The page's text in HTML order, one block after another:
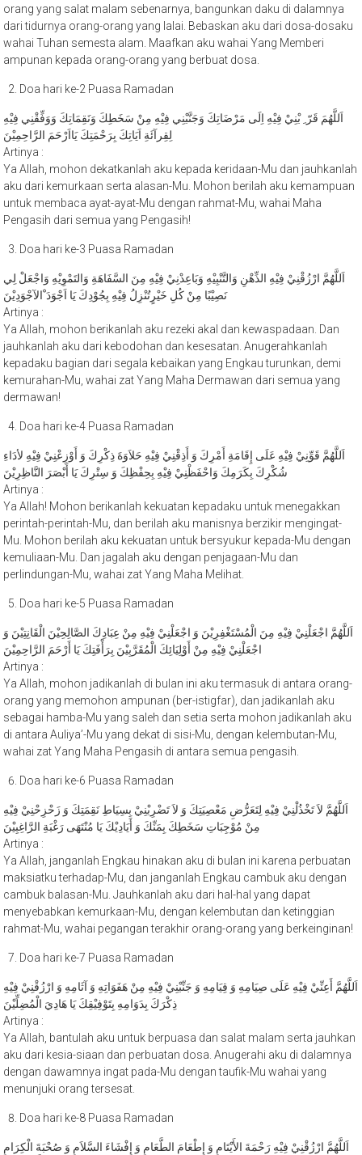
dari tidurnya orang-orang yang lalai. Bebaskan aku dari dosa-dosaku
wahai Tuhan semesta alam. Maafkan aku wahai Yang Memberi
ampunan kepada orang-orang yang berbuat dosa.
لِقِرآئَةِ اَيَاتِكَ بِرَحْمَتِكَ يَااَرْحَمَ الرَّاحِمِيْنَ
Artinya :
Ya Allah, mohon dekatkanlah aku kepada keridaan-Mu dan jauhkanlah
aku dari kemurkaan serta alasan-Mu. Mohon berilah aku kemampuan
untuk membaca ayat-ayat-Mu dengan rahmat-Mu, wahai Maha
Pengasih dari semua yang Pengasih!
نَصِيْبًا مِنْ كُلِ خَيْرٍتُنْزِلُ فِيْهِ بِجُوْدِكَ يَا اَجْوَدَ ْالآجْوَدِيْنَ
Artinya :
Ya Allah, mohon berikanlah aku rezeki akal dan kewaspadaan. Dan
jauhkanlah aku dari kebodohan dan kesesatan. Anugerahkanlah
kepadaku bagian dari segala kebaikan yang Engkau turunkan, demi
kemurahan-Mu, wahai zat Yang Maha Dermawan dari semua yang
dermawan!
شُكْرِكَ بِكَرَمِكَ وَاحْفَظْنِيْ فِيْهِ بِحِفْظِكَ وَ سِتْرِكَ يَا أَبْصَرَ النَّاظِرِيْنَ
Artinya :
Ya Allah! Mohon berikanlah kekuatan kepadaku untuk menegakkan
perintah-perintah-Mu, dan berilah aku manisnya berzikir mengingat-
Mu. Mohon berilah aku kekuatan untuk bersyukur kepada-Mu dengan
kemuliaan-Mu. Dan jagalah aku dengan penjagaan-Mu dan
perlindungan-Mu, wahai zat Yang Maha Melihat.
اجْعَلْنِيْ فِيْهِ مِنْ أَوْلِيَائِكَ الْمُقَرَّبِيْنَ بِرَأْفَتِكَ يَا أَرْحَمَ الرَّاحِمِيْنَ
Artinya :
Ya Allah, mohon jadikanlah di bulan ini aku termasuk di antara orang-
orang yang memohon ampunan (ber-istigfar), dan jadikanlah aku
sebagai hamba-Mu yang saleh dan setia serta mohon jadikanlah aku
di antara Auliya’-Mu yang dekat di sisi-Mu, dengan kelembutan-Mu,
wahai zat Yang Maha Pengasih di antara semua pengasih.
مِنْ مُوْجِبَاتِ سَخَطِكَ بِمَنِّكَ وَ أَيَادِيْكَ يَا مُنْتَهَى رَغْبَةِ الرَّاغِبِيْنَ
Artinya :
Ya Allah, janganlah Engkau hinakan aku di bulan ini karena perbuatan
maksiatku terhadap-Mu, dan janganlah Engkau cambuk aku dengan
cambuk balasan-Mu. Jauhkanlah aku dari hal-hal yang dapat
menyebabkan kemurkaan-Mu, dengan kelembutan dan ketinggian
rahmat-Mu, wahai pegangan terakhir orang-orang yang berkeinginan!
ذِكْرَكَ بِدَوَامِهِ بِتَوْفِيْقِكَ يَا هَادِيَ الْمُضِلِّيْنَ
Artinya :
Ya Allah, bantulah aku untuk berpuasa dan salat malam serta jauhkan
aku dari kesia-siaan dan perbuatan dosa. Anugerahi aku di dalamnya
dengan dawamnya ingat pada-Mu dengan taufik-Mu wahai yang
menunjuki orang tersesat.
بِطَوْلِكَ يَا مَلْجَأَ الآمِلِيْنَ